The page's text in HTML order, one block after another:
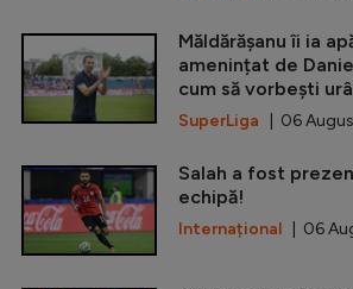
Măldărășanu îi ia
amenințat de
cum să vorbești
SuperLiga | 06
Salah a fost
echipă!
Internațional | 06